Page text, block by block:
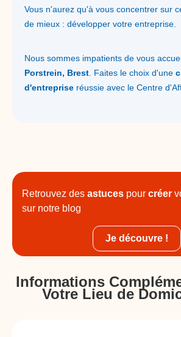
Vous n'aurez qu'à vous concentrer sur
de mieux : développer votre entreprise.
Nous sommes impatients de vous
Porstrein, Brest . Faites le choix d'une
d'entreprise réussie avec le Centre
Retrouvez des astuces pour créer
sur notre blog
Je découvre !
Informations
Votre Lieu de